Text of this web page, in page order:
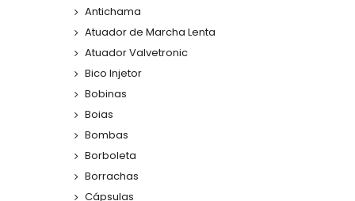
Antichama
Atuador de Marcha Lenta
Atuador Valvetronic
Bico Injetor
Bobinas
Boias
Bombas
Borboleta
Borrachas
Cápsulas